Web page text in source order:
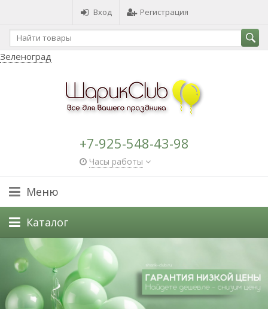
Вход Регистрация
Зеленоград
+7-925-548-43-98
Часы работы
Меню
Каталог